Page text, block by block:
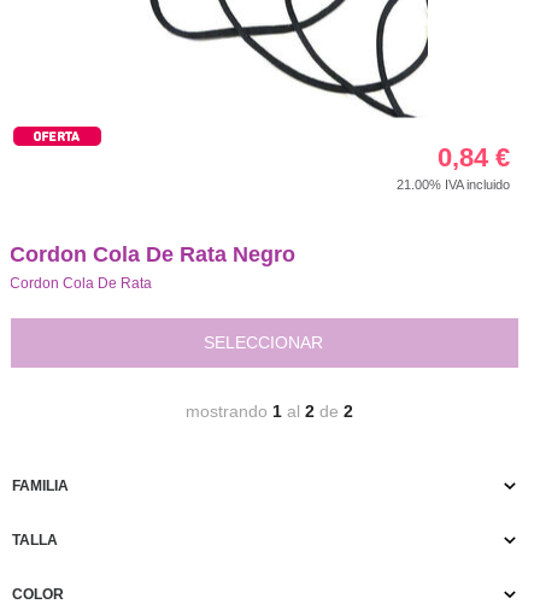
0,84 €
21.00% IVA incluido
Cordon Cola De Rata Negro
Cordon Cola De Rata
SELECCIONAR
mostrando 1 al2 de 2
FAMILIA
TALLA
COLOR